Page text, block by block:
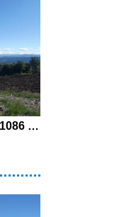
Serre de Combe Calde (1086 m) en boucle par le Col de Porte, Massevaques, le Col de Peyrérol et le Gua depuis Rousses